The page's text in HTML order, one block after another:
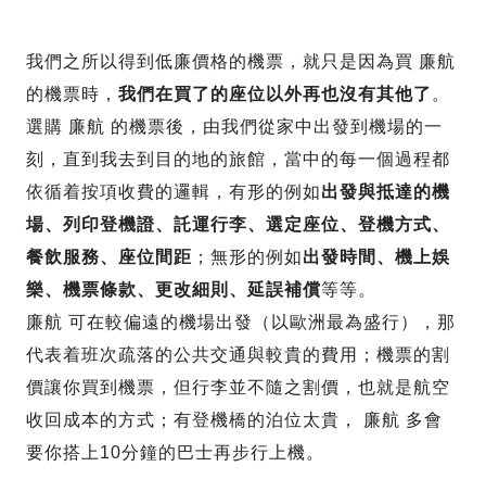
我們之所以得到低廉價格的機票，就只是因為買 廉航
的機票時， 我們在買了的座位以外再也沒有其他了 。
選購 廉航 的機票後，由我們從家中出發到機場的一
刻，直到我去到目的地的旅館，當中的每一個過程都
依循着按項收費的邏輯，有形的例如出發與抵達的機
場、列印登機證、託運行李、選定座位、登機方式、
餐飲服務、座位間距 ；無形的例如出發時間、機上娛
樂、機票條款、更改細則、延誤補償等等。
廉航 可在較偏遠的機場出發（以歐洲最為盛行），那
代表着班次疏落的公共交通與較貴的費用；機票的割
價讓你買到機票，但行李並不隨之割價，也就是航空
收回成本的方式；有登機橋的泊位太貴， 廉航 多會
要你搭上10分鐘的巴士再步行上機。